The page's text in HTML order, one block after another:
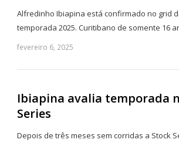
Alfredinho Ibiapina está confirmado no grid
temporada 2025. Curitibano de somente 16
fevereiro 6, 2025
Ibiapina avalia temporada
Series
Depois de três meses sem corridas a Stock